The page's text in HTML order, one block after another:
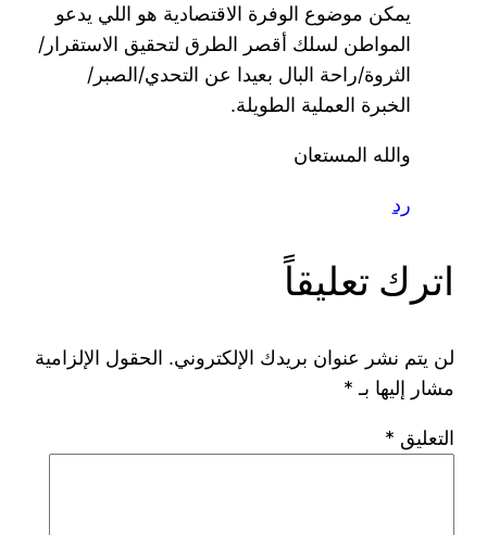
يمكن موضوع الوفرة الاقتصادية هو اللي يدعو
المواطن لسلك أقصر الطرق لتحقيق الاستقرار/
الثروة/راحة البال بعيدا عن التحدي/الصبر/
الخبرة العملية الطويلة.
والله المستعان
رد
اترك تعليقاً
لن يتم نشر عنوان بريدك الإلكتروني. الحقول الإلزامية
مشار إليها بـ *
التعليق *